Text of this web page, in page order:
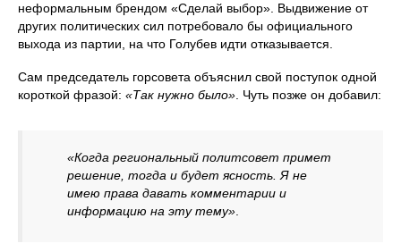
неформальным брендом «Сделай выбор». Выдвижение от
других политических сил потребовало бы официального
выхода из партии, на что Голубев идти отказывается.
Сам председатель горсовета объяснил свой поступок одной
короткой фразой: «Так нужно было». Чуть позже он добавил:
«Когда региональный политсовет примет
решение, тогда и будет ясность. Я не
имею права давать комментарии и
информацию на эту тему».